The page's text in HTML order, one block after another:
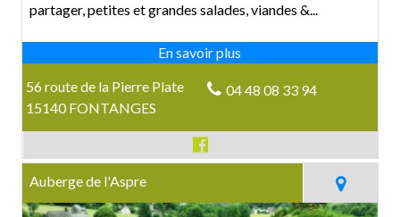
partager, petites et grandes salades, viandes &...
56 route de la Pierre Plate
15140 FONTANGES
04 48 08 33 94
Auberge de l'Aspre